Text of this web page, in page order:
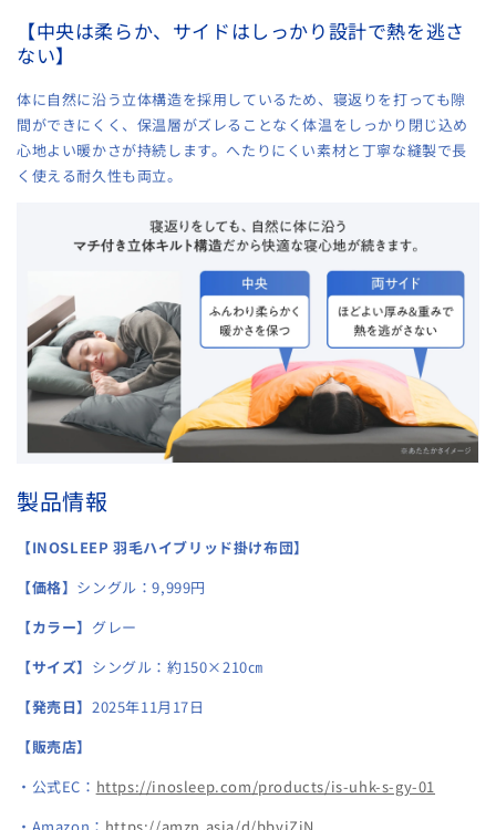
【中央は柔らか、サイドはしっかり設計で熱を逃さ
ない】
体に自然に沿う立体構造を採用しているため、寝返りを打っても隙
間ができにくく、保温層がズレることなく体温をしっかり閉じ込め
心地よい暖かさが持続します。へたりにくい素材と丁寧な縫製で長
く使える耐久性も両立。
製品情報
【INOSLEEP 羽毛ハイブリッド掛け布団】
【価格】 シングル：9,999円
【カラー】 グレー
【サイズ】 シングル：約150×210㎝
【発売日】 2025年11月17日
【販売店】
・公式EC： https://inosleep.com/products/is-uhk-s-gy-01
・Amazon： https://amzn.asia/d/bbvjZjN